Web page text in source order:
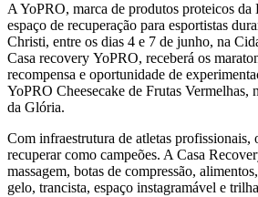
A YoPRO, marca de produtos proteicos da
espaço de recuperação para esportistas
Christi, entre os dias 4 e 7 de junho, na
Casa recovery YoPRO, receberá os
recompensa e oportunidade de
YoPRO Cheesecake de Frutas Vermelhas,
da Glória.
Com infraestrutura de atletas profissionais,
recuperar como campeões. A Casa
massagem, botas de compressão,
gelo, trancista, espaço instagramável e